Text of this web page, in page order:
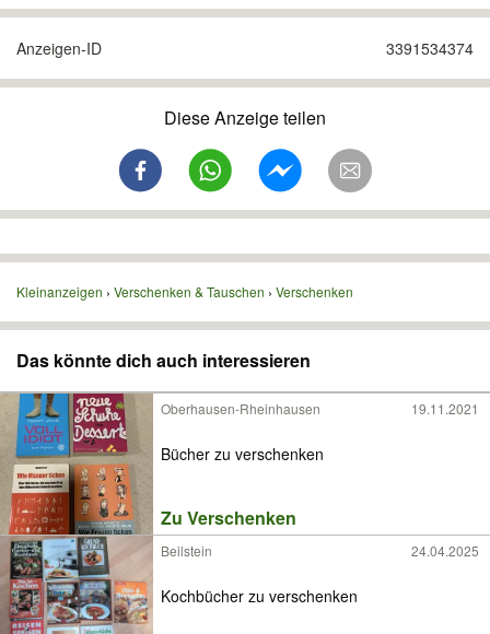
Anzeigen-ID 3391534374
Diese Anzeige teilen
Kleinanzeigen Verschenken & Tauschen Verschenken
Das könnte dich auch interessieren
Oberhausen-Rheinhausen 19.11.2021
Bücher zu verschenken
Zu Verschenken
Beilstein 24.04.2025
Kochbücher zu verschenken